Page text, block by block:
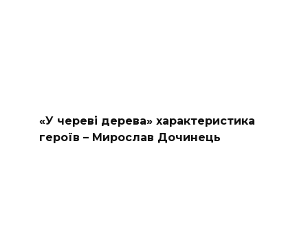
«У череві дерева» характеристика
героїв – Мирослав Дочинець